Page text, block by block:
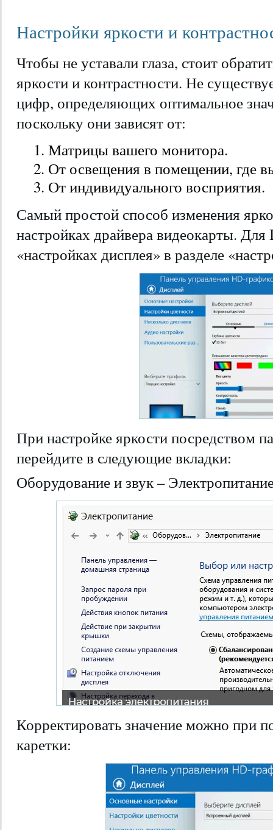
Настройки яркости и
Чтобы не уставали глаза, стоит
яркости и контрастности. Не
цифр, определяющих оптимальное
поскольку они зависят от:
Матрицы вашего монитора.
От освещения в помещении, где
От индивидуального восприятия.
Самый простой способ изменения
настройках драйвера видеокарты.
«настройках дисплея» в разделе
При настройке яркости посредством
перейдите в следующие вкладки:
Оборудование и звук –
Корректировать значение можно при
каретки: